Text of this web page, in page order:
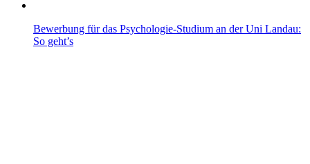
Bewerbung für das Psychologie-Studium an der Uni Landau:
So geht’s